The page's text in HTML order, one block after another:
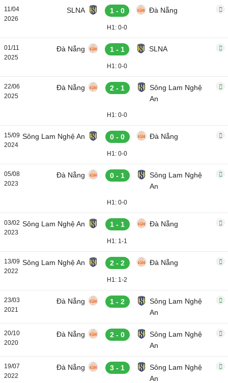
11/04
2026
SLNA 1 - 0 Đà Nẵng
H1: 0-0
01/11
2025
Đà Nẵng 1 - 1 SLNA
H1: 0-0
22/06
2025
Đà Nẵng 2 - 1
Sông Lam Nghệ
An
H1: 0-0
15/09
2024
Sông Lam Nghệ An 0 - 0 Đà Nẵng
H1: 0-0
05/08
2023
Đà Nẵng 0 - 1
Sông Lam Nghệ
An
H1: 0-0
03/02
2023
Sông Lam Nghệ An 1 - 1 Đà Nẵng
H1: 1-1
13/09
2022
Sông Lam Nghệ An 2 - 2 Đà Nẵng
H1: 1-2
23/03
2021
Đà Nẵng 1 - 2
Sông Lam Nghệ
An
20/10
2020
Đà Nẵng 2 - 0
Sông Lam Nghệ
An
19/07
2022
Đà Nẵng 3 - 1
Sông Lam Nghệ
An